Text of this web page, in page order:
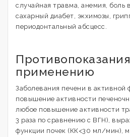
случайная травма, анемия, боль
сахарный диабет, экхимозы,
периодонтальный абсцесс.
применению
Заболевания печени в активной
повышение активности
любое повышение активности
3 раза по сравнению с ВГН),
функции почек (КК<30 мл/мин),